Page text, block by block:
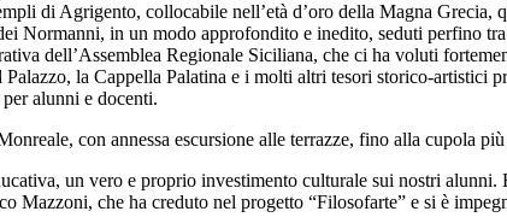
di Agrigento, collocabile nell’età d’oro della Magna
Normanni, in un modo approfondito e inedito, seduti perfino
dell’Assemblea Regionale Siciliana, che ci ha voluti
la Cappella Palatina e i molti altri tesori storico-
alunni e docenti.
con annessa escursione alle terrazze, fino alla cupola
un vero e proprio investimento culturale sui nostri
Mazzoni, che ha creduto nel progetto “Filosofarte” e si è